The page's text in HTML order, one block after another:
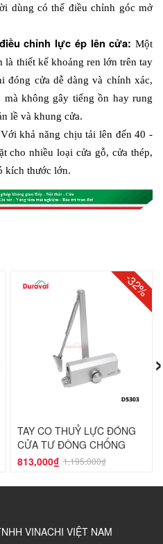
dùng có thể điều chỉnh góc mở
chỉnh lực ép lên cửa: Một
là thiết kế khoảng ren lớn trên tay
đóng cửa dễ dàng và chính xác,
mà không gây tiếng ồn hay rung
lề và khung cửa.
Với khả năng chịu tải lên đến 40 -
cho nhiều loại cửa gỗ, cửa thép,
kích thước lớn.
-32%
TAY CO THUỶ LỰC ĐÓNG
CỬA TỰ ĐỘNG CHỐNG
CHÁY DURAVAL
813,000₫ 1,195,000₫
›
VINACHI VIỆT NAM